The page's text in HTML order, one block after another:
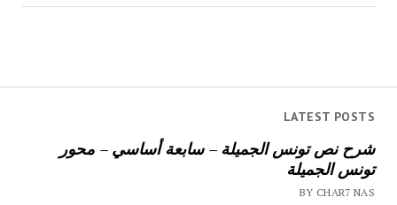
LATEST POSTS
شرح نص تونس الجميلة – سابعة أساسي – محور
تونس الجميلة
BY CHAR7 NAS